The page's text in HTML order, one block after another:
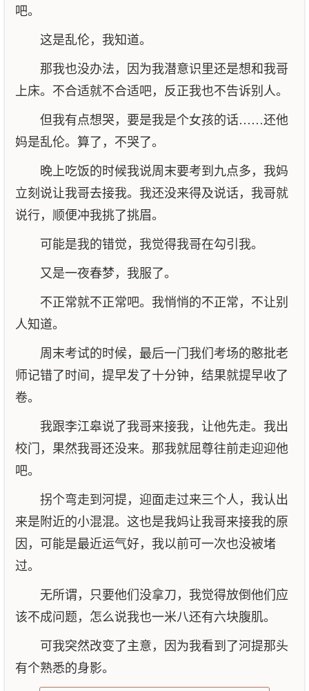
吧。
这是乱伦，我知道。
那我也没办法，因为我潜意识里还是想和我哥
上床。不合适就不合适吧，反正我也不告诉别人。
但我有点想哭，要是我是个女孩的话……还他
妈是乱伦。算了，不哭了。
晚上吃饭的时候我说周末要考到九点多，我妈
立刻说让我哥去接我。我还没来得及说话，我哥就
说行，顺便冲我挑了挑眉。
可能是我的错觉，我觉得我哥在勾引我。
又是一夜春梦，我服了。
不正常就不正常吧。我悄悄的不正常，不让别
人知道。
周末考试的时候，最后一门我们考场的憨批老
师记错了时间，提早发了十分钟，结果就提早收了
卷。
我跟李江皋说了我哥来接我，让他先走。我出
校门，果然我哥还没来。那我就屈尊往前走迎迎他
吧。
拐个弯走到河提，迎面走过来三个人，我认出
来是附近的小混混。这也是我妈让我哥来接我的原
因，可能是最近运气好，我以前可一次也没被堵
过。
无所谓，只要他们没拿刀，我觉得放倒他们应
该不成问题，怎么说我也一米八还有六块腹肌。
可我突然改变了主意，因为我看到了河提那头
有个熟悉的身影。